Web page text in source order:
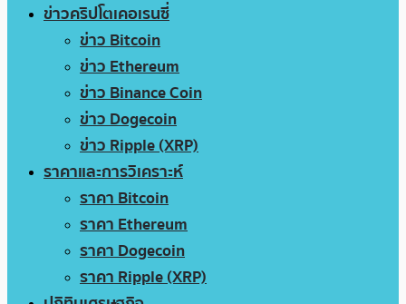
ข่าวคริปโตเคอเรนซี่
ข่าว Bitcoin
ข่าว Ethereum
ข่าว Binance Coin
ข่าว Dogecoin
ข่าว Ripple (XRP)
ราคาและการวิเคราะห์
ราคา Bitcoin
ราคา Ethereum
ราคา Dogecoin
ราคา Ripple (XRP)